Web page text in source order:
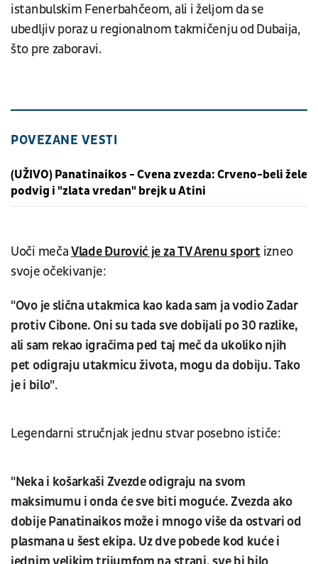
istanbulskim Fenerbahčeom, ali i željom da se
ubedljiv poraz u regionalnom takmičenju od Dubaija,
što pre zaboravi.
POVEZANE VESTI
(UŽIVO) Panatinaikos - Cvena zvezda: Crveno-beli žele
podvig i "zlata vredan" brejk u Atini
Uoči mečaVlade Đurović je za TV Arenu sportizneo
svoje očekivanje:
"Ovo je slična utakmica kao kada sam ja vodio Zadar
protiv Cibone. Oni su tada sve dobijali po 30 razlike,
ali sam rekao igračima ped taj meč da ukoliko njih
pet odigraju utakmicu života, mogu da dobiju. Tako
je i bilo".
Legendarni stručnjak jednu stvar posebno ističe:
"Neka i košarkaši Zvezde odigraju na svom
maksimumu i onda će sve biti moguće. Zvezda ako
dobije Panatinaikos može i mnogo više da ostvari od
plasmana u šest ekipa. Uz dve pobede kod kuće i